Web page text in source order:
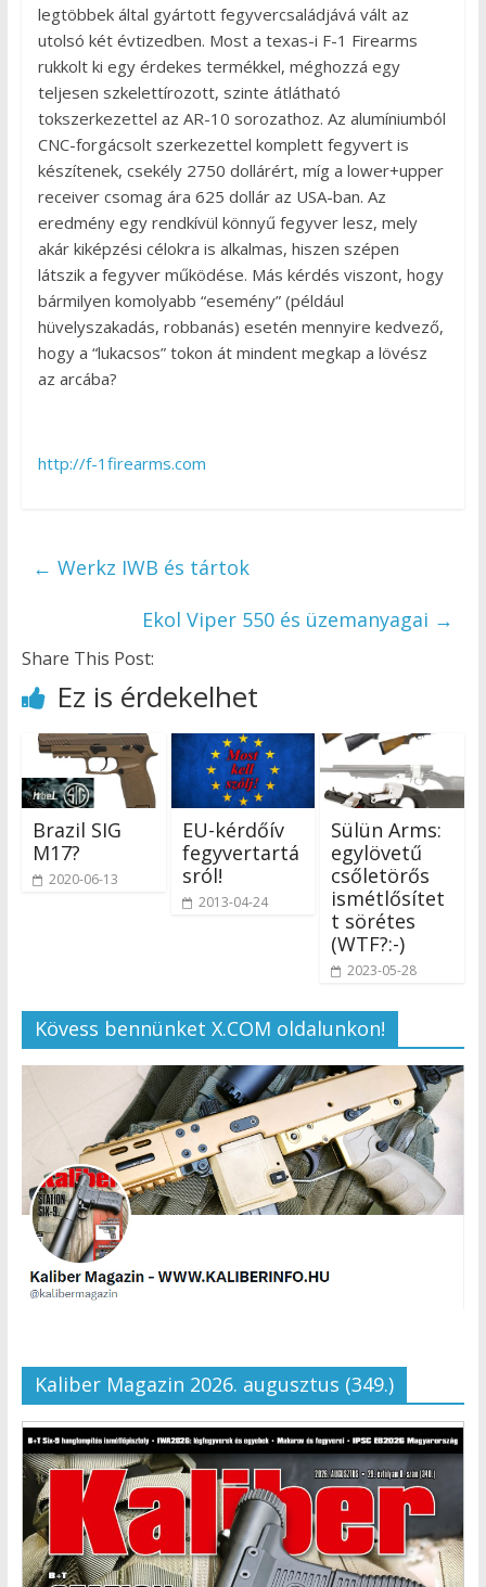
legtöbbek által gyártott fegyvercsaládjává vált az
utolsó két évtizedben. Most a texas-i F-1 Firearms
rukkolt ki egy érdekes termékkel, méghozzá egy
teljesen szkelettírozott, szinte átlátható
tokszerkezettel az AR-10 sorozathoz. Az alumíniumból
CNC-forgácsolt szerkezettel komplett fegyvert is
készítenek, csekély 2750 dollárért, míg a lower+upper
receiver csomag ára 625 dollár az USA-ban. Az
eredmény egy rendkívül könnyű fegyver lesz, mely
akár kiképzési célokra is alkalmas, hiszen szépen
látszik a fegyver működése. Más kérdés viszont, hogy
bármilyen komolyabb “esemény” (például
hüvelyszakadás, robbanás) esetén mennyire kedvező,
hogy a “lukacsos” tokon át mindent megkap a lövész
az arcába?
http://f-1firearms.com
← Werkz IWB és tártok
Ekol Viper 550 és üzemanyagai →
Share This Post:
Ez is érdekelhet
Brazil SIG
M17?
2020-06-13
EU-kérdőív
fegyvertartá
sról!
2013-04-24
Sülün Arms:
egylövetű
csőletörős
ismétlősítet
t sörétes
(WTF?:-)
2023-05-28
Kövess bennünket X.COM oldalunkon!
Kaliber Magazin 2026. augusztus (349.)